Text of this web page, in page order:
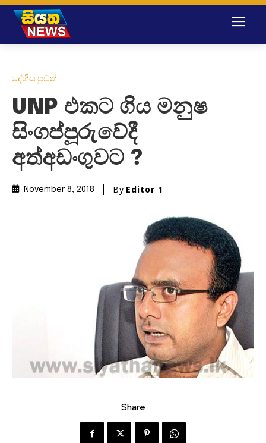
දේශීය පුවත්
UNP එකට ගිය මනුෂ
සිංගප්පූරුවේදී
අත්අඩංගුවට ?
November 8, 2018 By Editor 1
Share